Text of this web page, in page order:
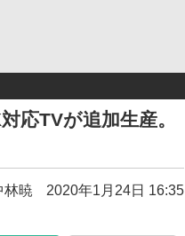
応TVが追加生産。
林暁 2020年1月24日 16:35